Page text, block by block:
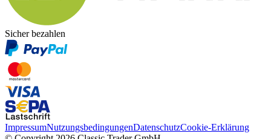
Sicher bezahlen
ImpressumNutzungsbedingungenDatenschutzCookie-Erklärung